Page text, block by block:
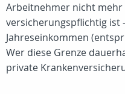
Arbeitnehmer nicht mehr
versicherungspflichtig ist
Jahreseinkommen
Wer diese Grenze
private